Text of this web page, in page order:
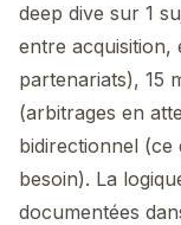
deep dive sur 1
entre acquisition,
partenariats), 15
(arbitrages en
bidirectionnel (ce
besoin). La
documentées